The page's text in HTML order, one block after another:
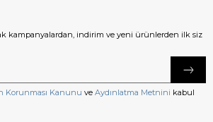
kampanyalardan, indirim ve yeni ürünlerden ilk siz
Korunması Kanunu ve Aydınlatma Metnini kabul